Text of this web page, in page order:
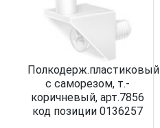
Полкодерж.пластиковый
с саморезом, т.-
коричневый, арт.7856
код позиции 0136257